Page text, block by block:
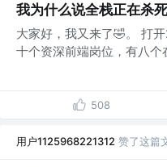
我为什么说全栈正在杀
大家好，我又来了🤣。 打
十个资深前端岗位，有八个
508
用户1125968221312 赞了这篇